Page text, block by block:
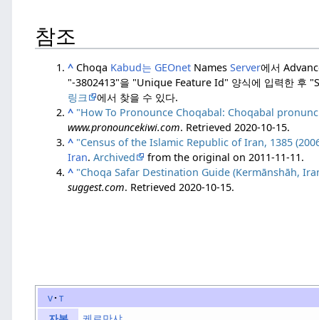
참조
^ Choqa Kabud는 GEOnet NamesServer에서
"-3802413"을 "Unique Feature Id" 양식에 입력한 후
링크
에서 찾을 수 있다.
^ "How To Pronounce Choqabal: Choqabal
www.pronouncekiwi.com. Retrieved 2020-10-15.
^ "Census of the Islamic Republic of Iran, 1385
Iran.Archived
from the original on 2011-11-11.
^ "Choqa Safar Destination Guide (Kermānshāh,
suggest.com. Retrieved 2020-10-15.
v t